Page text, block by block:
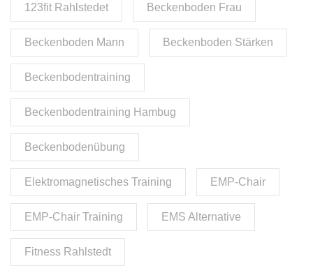
123fit Rahlstedet Beckenboden Frau
Beckenboden Mann Beckenboden Stärken
Beckenbodentraining
Beckenbodentraining Hambug
Beckenbodenübung
Elektromagnetisches Training EMP-Chair
EMP-Chair Training EMS Alternative
Fitness Rahlstedt